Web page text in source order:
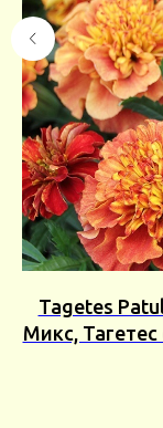
Tagetes
Микс,